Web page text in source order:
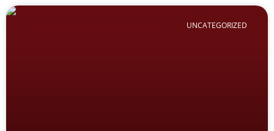
UNCATEGORIZED